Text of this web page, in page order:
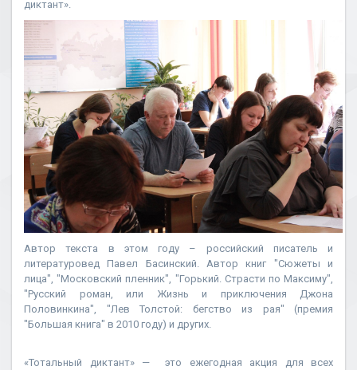
диктант».
Автор текста в этом году – российский писатель и
литературовед Павел Басинский. Автор книг "Сюжеты и
лица", "Московский пленник", "Горький. Страсти по Максиму",
"Русский роман, или Жизнь и приключения Джона
Половинкина", "Лев Толстой: бегство из рая" (премия
"Большая книга" в 2010 году) и других.
«Тотальный диктант» — это ежегодная акция для всех